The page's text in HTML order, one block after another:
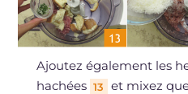
Ajoutez également les
hachées 13
et mixez